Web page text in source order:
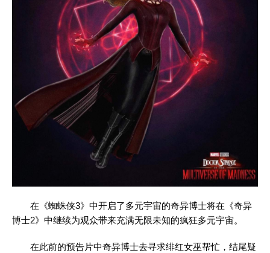
在《蜘蛛侠3》中开启了多元宇宙的奇异博士将在《奇异
博士2》中继续为观众带来充满无限未知的疯狂多元宇宙。
在此前的预告片中奇异博士去寻求绯红女巫帮忙，结尾疑